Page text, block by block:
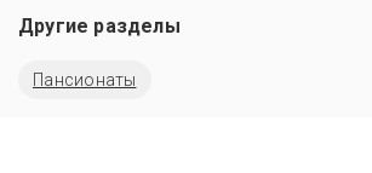
Другие разделы
Пансионаты